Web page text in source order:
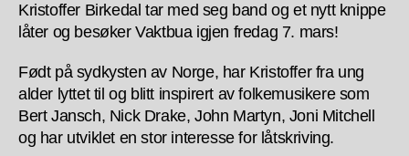
Kristoffer Birkedal tar med seg band og et nytt knippe
låter og besøker Vaktbua igjen fredag 7. mars!
Født på sydkysten av Norge, har Kristoffer fra ung
alder lyttet til og blitt inspirert av folkemusikere som
Bert Jansch, Nick Drake, John Martyn, Joni Mitchell
og har utviklet en stor interesse for låtskriving.